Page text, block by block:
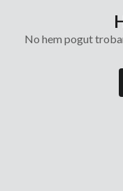
No hem pogut